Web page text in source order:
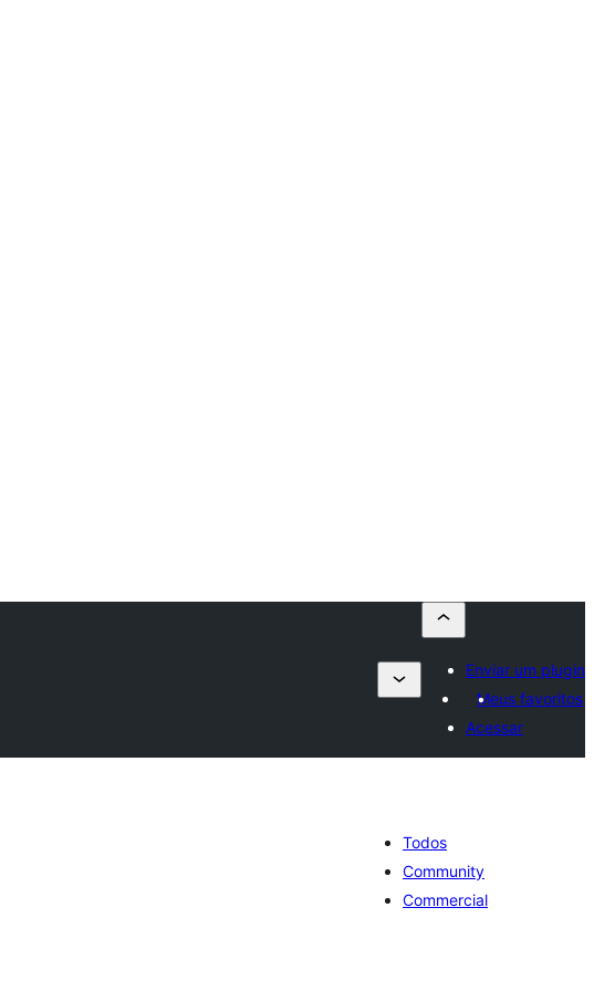
Enviar um plugin
Meus favoritos
Acessar
Todos
Community
Commercial